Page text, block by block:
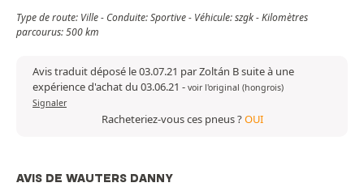
Type de route: Ville - Conduite: Sportive - Véhicule: szgk - Kilomètres
parcourus: 500 km
Avis traduit déposé le 03.07.21 par Zoltán B suite à une
expérience d'achat du 03.06.21 - voir l'original (hongrois)
Signaler
Racheteriez-vous ces pneus ?OUI
AVIS DE WAUTERS DANNY